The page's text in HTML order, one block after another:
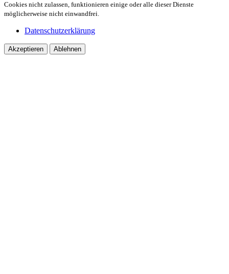
Cookies nicht zulassen, funktionieren einige oder alle dieser Dienste
möglicherweise nicht einwandfrei.
Datenschutzerklärung
Akzeptieren Ablehnen